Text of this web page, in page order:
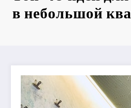
в небольшой